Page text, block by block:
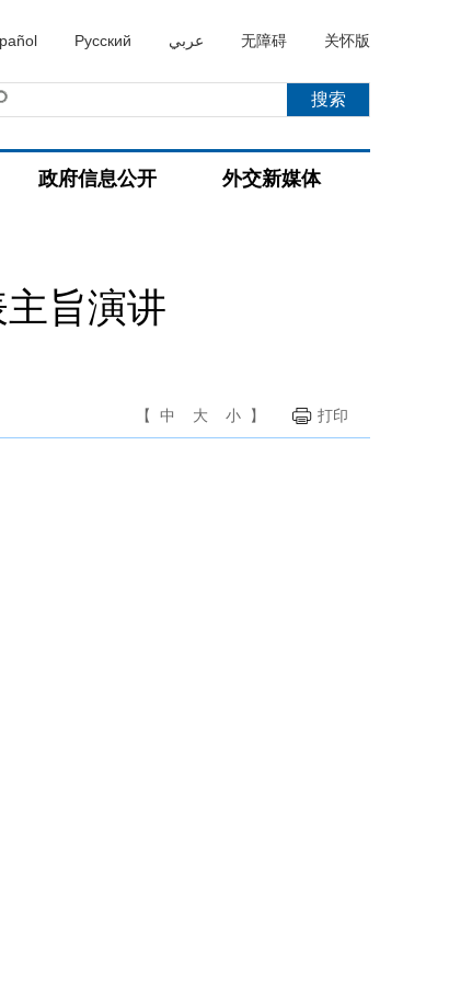
Русский عربي 无障碍 关怀版
政府信息公开 外交新媒体
旨演讲
【 中 大 小 】 打印